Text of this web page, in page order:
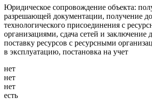
Юридическое сопровождение объекта:
разрешающей документации, получение
технологического присоединения с
организациями, сдача сетей и заключение
поставку ресурсов с ресурсными
в эксплуатацию, постановка на учет
нет
нет
нет
есть